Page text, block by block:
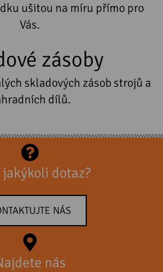
ušitou na míru přímo pro
Vás.
zásoby
skladových zásob strojů a
dílů.
dotaz?
NÁS
nás